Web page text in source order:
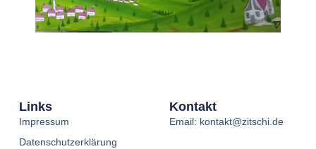
Links
Impressum
Datenschutzerklärung
Kontakt
Email: kontakt@zitschi.de